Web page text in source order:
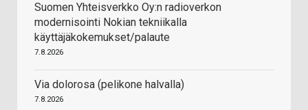
Suomen Yhteisverkko Oy:n radioverkon
modernisointi Nokian tekniikalla
käyttäjäkokemukset/palaute
7.8.2026
Via dolorosa (pelikone halvalla)
7.8.2026